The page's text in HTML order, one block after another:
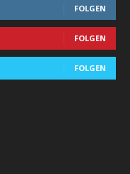
FOLGEN
FOLGEN
FOLGEN